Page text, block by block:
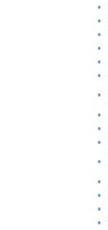
•
•
•
•
•
•
•
•
•
•
•
•
•
•
•